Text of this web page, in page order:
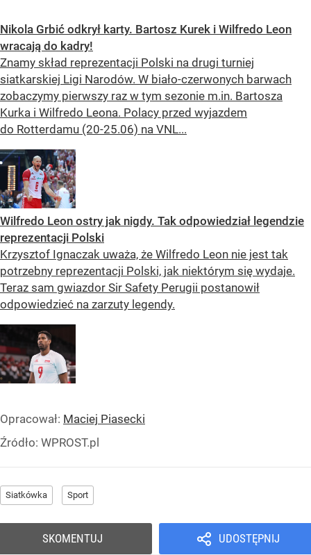
Nikola Grbić odkrył karty. Bartosz Kurek i Wilfredo Leon
wracają do kadry!
Znamy skład reprezentacji Polski na drugi turniej
siatkarskiej Ligi Narodów. W biało-czerwonych barwach
zobaczymy pierwszy raz w tym sezonie m.in. Bartosza
Kurka i Wilfredo Leona. Polacy przed wyjazdem
do Rotterdamu (20-25.06) na VNL...
Wilfredo Leon ostry jak nigdy. Tak odpowiedział legendzie
reprezentacji Polski
Krzysztof Ignaczak uważa, że Wilfredo Leon nie jest tak
potrzebny reprezentacji Polski, jak niektórym się wydaje.
Teraz sam gwiazdor Sir Safety Perugii postanowił
odpowiedzieć na zarzuty legendy.
Opracował: Maciej Piasecki
Źródło: WPROST.pl
Siatkówka Sport
UDOSTĘPNIJ
SKOMENTUJ